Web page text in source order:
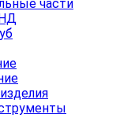
части